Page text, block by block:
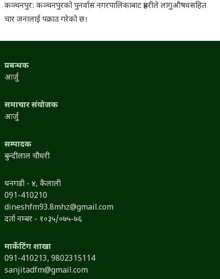
कञ्चनपुर: कञ्चनपुरको पुनर्वास नगरपालिकाबाट प्रहरीले लागुऔषधसहित
चार जनालाई पक्राउ गरेको छ।
प्रबन्धक
आर्जु
समाचार संयोजक
आर्जु
सम्पादक
बुन्दीलाल चौधरी
धनगढी - ४, कैलाली
091-410210
dineshfm93.8mhz@gmail.com
दर्ता नम्बर - १०३५/०७५-७६
मार्केटिंग शाखा
091-410213, 9802315114
sanjitadfm@gmail.com